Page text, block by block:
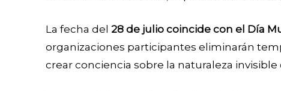
La fecha del 28 de julio coincide con el Día
organizaciones participantes eliminarán
crear conciencia sobre la naturaleza